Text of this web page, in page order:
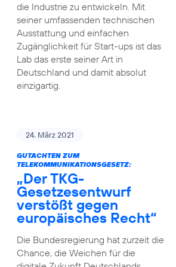
die Industrie zu entwickeln. Mit
seiner umfassenden technischen
Ausstattung und einfachen
Zugänglichkeit für Start-ups ist das
Lab das erste seiner Art in
Deutschland und damit absolut
einzigartig.
24. März 2021
GUTACHTEN ZUM
TELEKOMMUNIKATIONSGESETZ:
„Der TKG-
Gesetzesentwurf
verstößt gegen
europäisches Recht“
Die Bundesregierung hat zurzeit die
Chance, die Weichen für die